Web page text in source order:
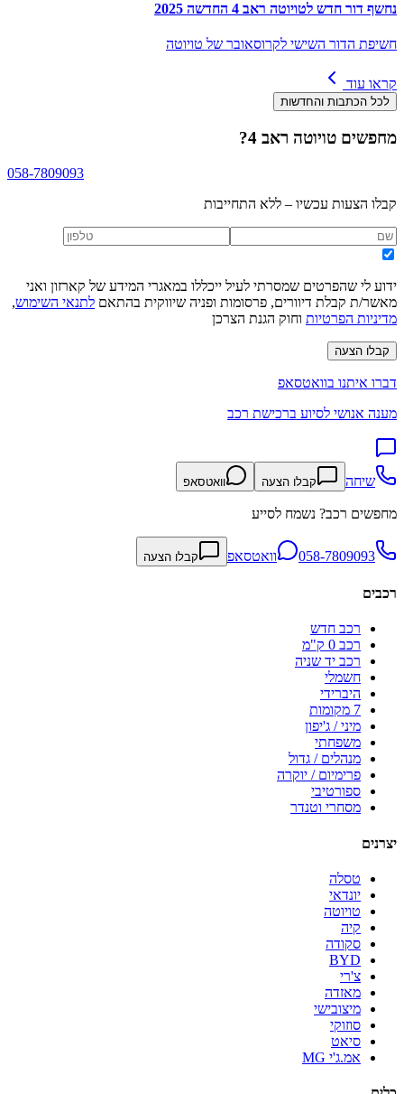
נחשף דור חדש לטויוטה ראב 4 החדשה 2025
חשיפת הדור השישי לקרוסאובר של טויוטה
קראו עוד
לכל הכתבות והחדשות
מחפשים טויוטה ראב 4 ?
058-7809093
קבלו הצעות עכשיו – ללא התחייבות
ידוע לי שהפרטים שמסרתי לעיל ייכללו במאגרי המידע של קארזון ואני
מאשר/ת קבלת דיוורים, פרסומות ופניה שיווקית בהתאם לתנאי השימוש,
מדיניות הפרטיות וחוק הגנת הצרכן
קבלו הצעה
דברו איתנו בוואטסאפ
מענה אנושי לסיוע ברכישת רכב
שיחה קבלו הצעה וואטסאפ
מחפשים רכב? נשמח לסייע
058-7809093 וואטסאפ קבלו הצעה
רכבים
רכב חדש
רכב 0 ק"מ
רכב יד שניה
חשמלי
היברידי
7 מקומות
מיני / ג'יפון
משפחתי
מנהלים / גדול
פרימיום / יוקרה
ספורטיבי
מסחרי וטנדר
יצרנים
טסלה
יונדאי
טויוטה
קיה
סקודה
BYD
צ'רי
מאזדה
מיצובישי
סוזוקי
סיאט
אמ.ג'י MG